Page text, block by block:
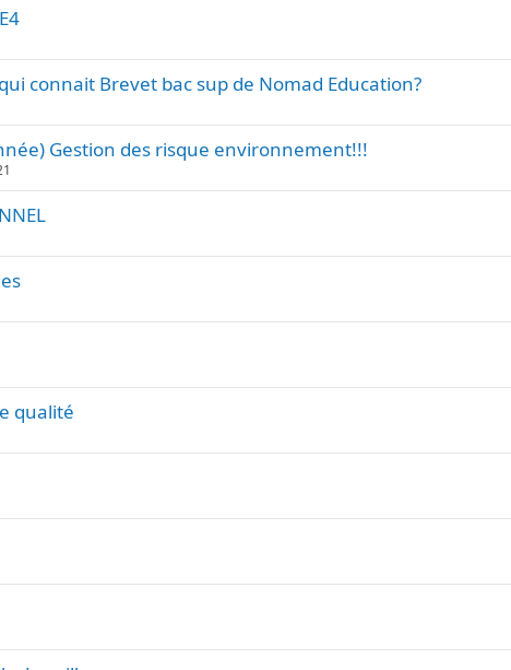
connait Brevet bac sup de Nomad Education?
Gestion des risque environnement!!!
qualité